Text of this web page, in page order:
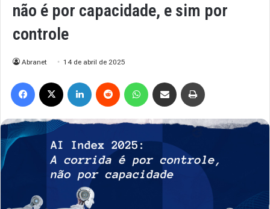
não é por capacidade, e sim por
controle
Abranet 14 de abril de 2025
Facebook Linkedin Reddit WhatsAppCompartilhar via e-mail